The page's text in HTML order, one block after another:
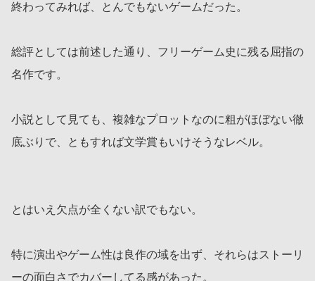
終わってみれば、とんでもないゲームだった。
総評としては前述した通り、フリーゲーム史に残る屈指の
名作です。
小説として見ても、複雑なプロットなのに粗がほぼない徹
底ぶりで、ともすれば文学賞もいけそうなレベル。
とはいえ欠点が全くない訳でもない。
特に演出やゲーム性は良作の域を出ず、それらはストーリ
ーの面白さでカバーしてる感があった。